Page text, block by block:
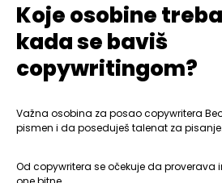
Koje osobine
kada se baviš
copywritingom?
Važna osobina za posao copywritera
pismen i da poseduješ talenat za pisanje.
Od copywritera se očekuje da proverava